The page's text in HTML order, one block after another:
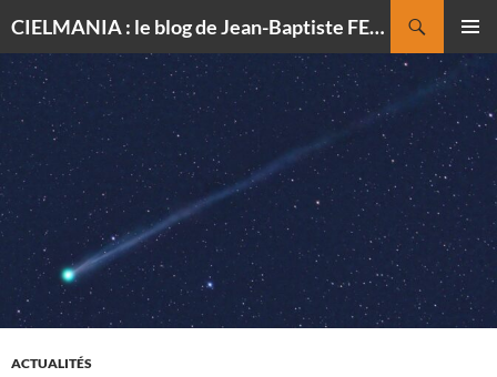
CIELMANIA : le blog de Jean-Baptiste FELDMANN, photographe du ciel
MENU
AU
ACTUALITÉS